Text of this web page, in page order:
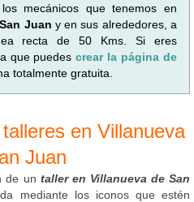
mecánicos que tenemos en
Juan y en sus alrededores, a
recta de 50 Kms. Si eres
que puedescrear la página de
totalmente gratuita.
en Villanueva
Juan
de un taller en Villanueva de San
mediante los iconos que estén